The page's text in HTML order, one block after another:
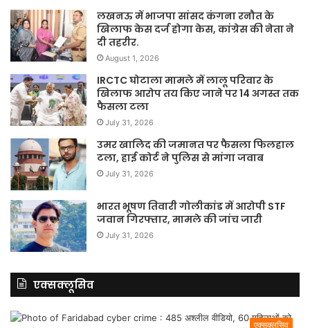
लखनऊ में भाजपा सांसद कंगना रनौत के
खिलाफ केस दर्ज होगा केस, कांग्रेस की नेता ने
दी तहरीर.
August 1, 2026
IRCTC घोटाला मामले में लालू परिवार के
खिलाफ आरोप तय किए जाने पर 14 अगस्त तक
फैसला टला
July 31, 2026
उमर खालिद की जमानत पर फैसला फिलहाल
टला, हाई कोर्ट ने पुलिस से मांगा जवाब
July 31, 2026
भारत भूषण तिवारी गोलीकांड में आरोपी STF
जवान गिरफ्तार, मामले की जांच जारी
July 31, 2026
एक्सक्लूसिव
एक्सक्लूसिव